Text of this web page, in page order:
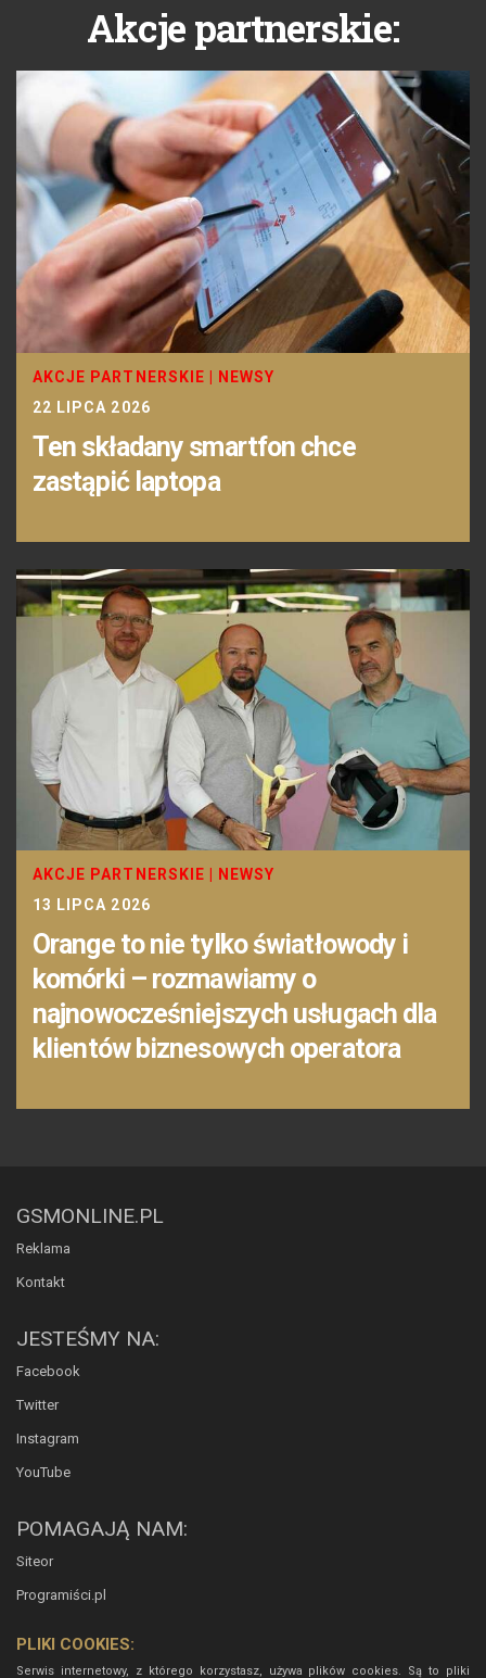
Akcje partnerskie:
AKCJE PARTNERSKIE
NEWSY
22 LIPCA 2026
Ten składany smartfon chce
zastąpić laptopa
AKCJE PARTNERSKIE
NEWSY
13 LIPCA 2026
Orange to nie tylko światłowody i
komórki – rozmawiamy o
najnowocześniejszych usługach dla
klientów biznesowych operatora
GSMONLINE.PL
Reklama
Kontakt
JESTEŚMY NA:
Facebook
Twitter
Instagram
YouTube
POMAGAJĄ NAM:
Siteor
Programiści.pl
PLIKI COOKIES:
Serwis internetowy, z którego korzystasz, używa plików cookies. Są to pliki